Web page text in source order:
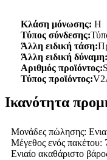
Κλάση μόνωσης: H
Τύπος σύνδεσης:
Άλλη ειδική τάση:
Άλλη ειδική δύναμη:
Αριθμός προϊόντος:
Τύπος προϊόντος:
Ικανότητα
Μονάδες πώλησης:
Μέγεθος ενός πακέτου:
Ενιαίο ακαθάριστο